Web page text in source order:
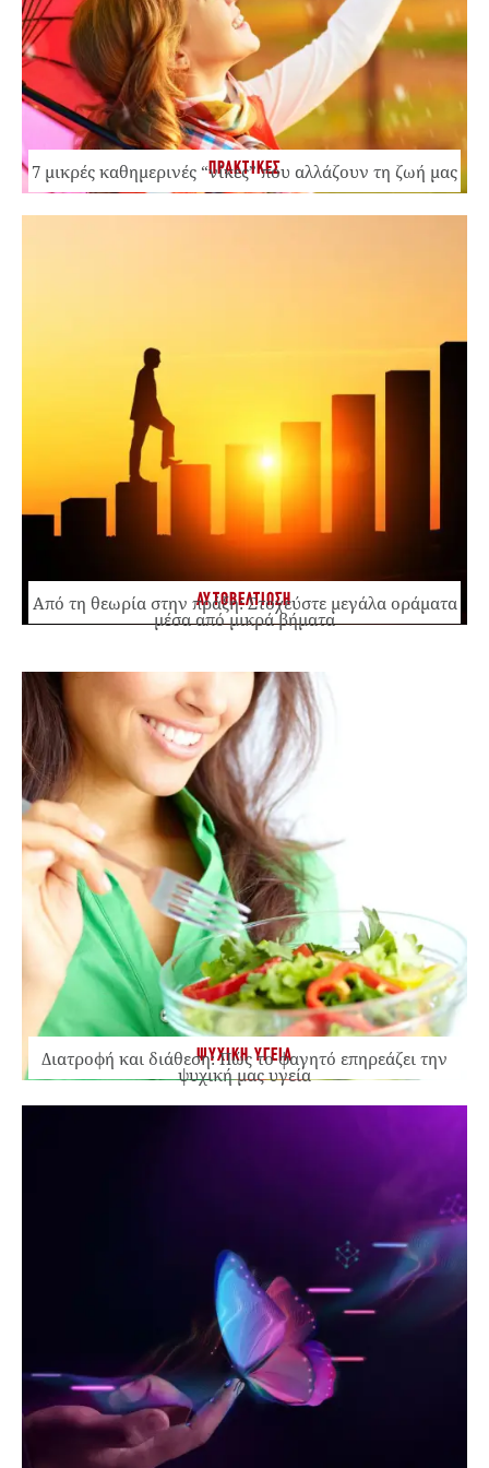
ΠΡΑΚΤΙΚΕΣ
7 μικρές καθημερινές “νίκες” που αλλάζουν τη ζωή μας
ΑΥΤΟΒΕΛΤΙΩΣΗ
Από τη θεωρία στην πράξη: Στοχεύστε μεγάλα οράματα
μέσα από μικρά βήματα
ΨΥΧΙΚΗ ΥΓΕΙΑ
Διατροφή και διάθεση: Πώς το φαγητό επηρεάζει την
ψυχική μας υγεία